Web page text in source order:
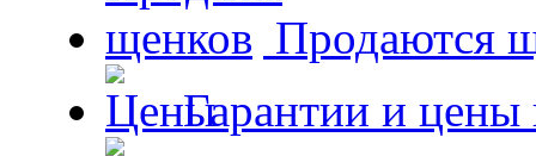
Продаются
Гарантии и цены